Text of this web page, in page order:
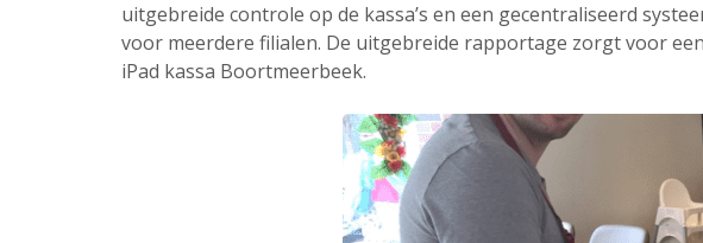
uitgebreide controle op de kassa’s en een gecentraliseerd
voor meerdere filialen. De uitgebreide rapportage zorgt voor
iPad kassa Boortmeerbeek.